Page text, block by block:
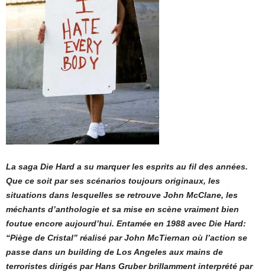
La saga Die Hard a su marquer les esprits au fil des années.
Que ce soit par ses scénarios toujours originaux, les
situations dans lesquelles se retrouve John McClane, les
méchants d’anthologie et sa mise en scène vraiment bien
foutue encore aujourd’hui. Entamée en 1988 avec Die Hard:
“Piège de Cristal” réalisé par John McTiernan où l’action se
passe dans un building de Los Angeles aux mains de
terroristes dirigés par Hans Gruber brillamment interprété par